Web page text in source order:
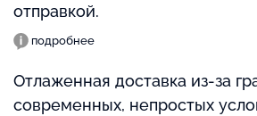
отправкой.
подробнее
Отлаженная доставка из-за
современных, непростых